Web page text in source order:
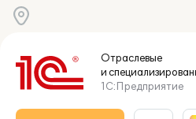
Отраслевые
и
1С:Предприятие